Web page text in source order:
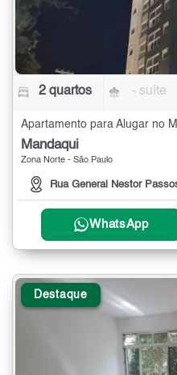
2 quartos - suíte
Apartamento para Alugar no
Mandaqui
Zona Norte - São Paulo
Rua General Nestor
WhatsApp
Destaque